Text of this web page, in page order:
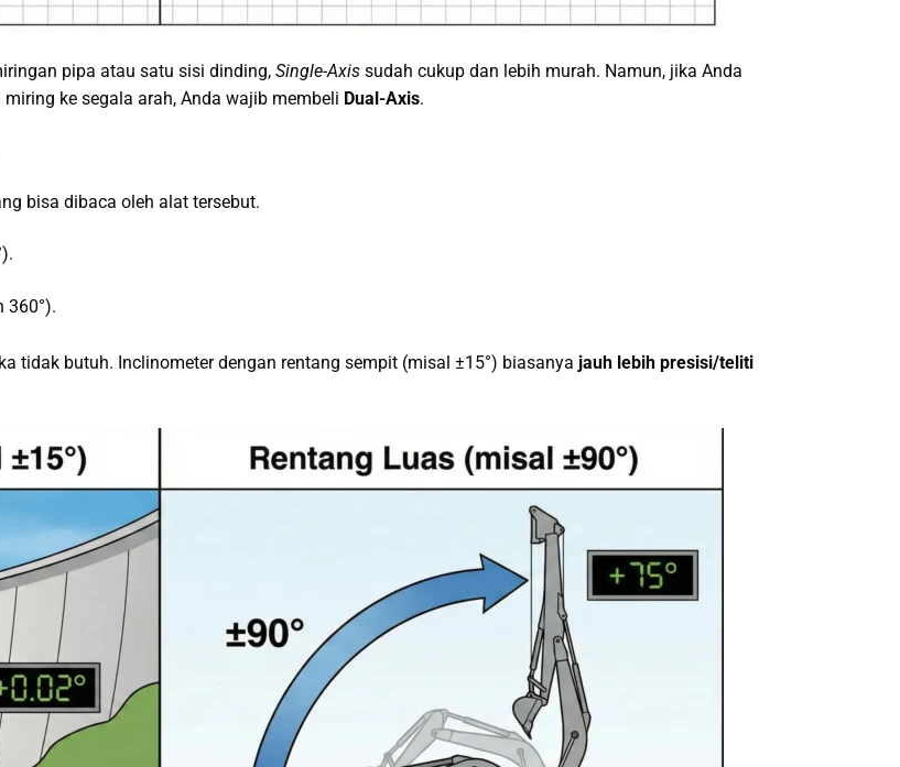
pipa atau satu sisi dinding, Single-Axis sudah cukup dan lebih murah. Namun, jika Anda
ke segala arah, Anda wajib membeli Dual-Axis.
bisa dibaca oleh alat tersebut.
360°).
tidak butuh. Inclinometer dengan rentang sempit (misal ±15°) biasanya jauh lebih presisi/teliti